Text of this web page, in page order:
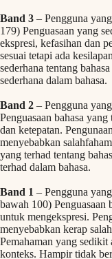
Band 3 – Pengguna
179) Penguasaan yang
ekspresi, kefasihan dan
sesuai tetapi ada
sederhana tentang
sederhana dalam bahasa.
Band 2 – Pengguna
Penguasaan bahasa
dan ketepatan.
menyebabkan
yang terhad tentang
terhad dalam bahasa.
Band 1 – Pengguna
bawah 100) Penguasaan
untuk mengekspresi.
menyebabkan kerap
Pemahaman yang sedikit
konteks. Hampir tidak